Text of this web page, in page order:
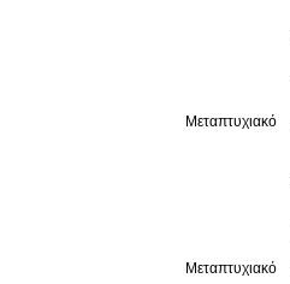
Μεταπτυχιακό
Μεταπτυχιακό